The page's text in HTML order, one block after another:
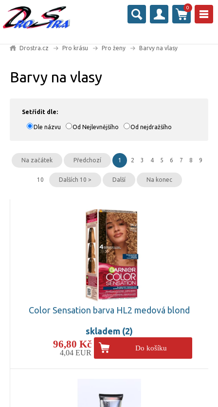
0
Drostra.cz Pro krásu Pro ženy Barvy na vlasy
Barvy na vlasy
Setřídit dle:
Dle názvu Od Nejlevnějšího Od nejdražšího
Na začátek Předchozí 1 2 3 4 5 6 7 8 9
10 Dalších 10 > Další Na konec
Color Sensation barva HL2 medová blond
skladem (2)
96,80 Kč
4,04 EUR
Do košíku